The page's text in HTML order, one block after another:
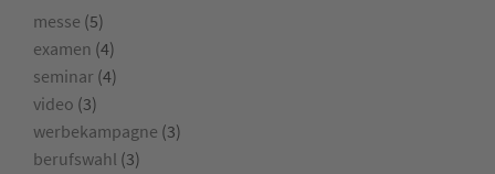
messe (5)
examen (4)
seminar (4)
video (3)
werbekampagne (3)
berufswahl (3)